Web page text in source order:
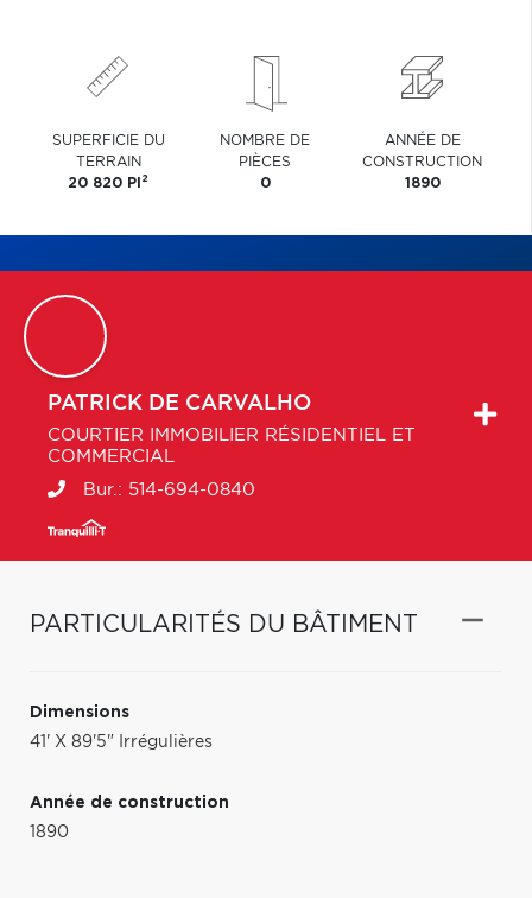
SUPERFICIE DU
TERRAIN
20 820 PI 2
NOMBRE DE
PIÈCES
0
ANNÉE DE
CONSTRUCTION
1890
PATRICK DE CARVALHO
COURTIER IMMOBILIER RÉSIDENTIEL ET
COMMERCIAL
Bur.: 514-694-0840
PARTICULARITÉS DU BÂTIMENT
Dimensions
41' X 89'5" Irrégulières
Année de construction
1890